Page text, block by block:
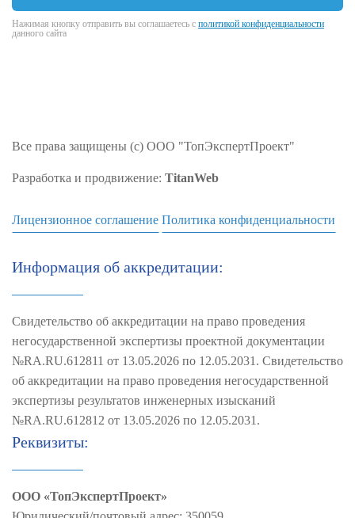
Нажимая кнопку отправить вы соглашаетесь с политикой конфиденциальности
данного сайта
Все права защищены (с) ООО "ТопЭкспертПроект"
Разработка и продвижение: TitanWeb
Лицензионное соглашение Политика конфиденциальности
Информация об аккредитации:
Свидетельство об аккредитации на право проведения
негосударственной экспертизы проектной документации
№RA.RU.612811 от 13.05.2026 по 12.05.2031. Свидетельство
об аккредитации на право проведения негосударственной
экспертизы результатов инженерных изысканий
№RA.RU.612812 от 13.05.2026 по 12.05.2031.
Реквизиты:
ООО «ТопЭкспертПроект»